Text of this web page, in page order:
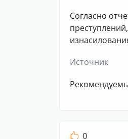
Согласно
Источник
0